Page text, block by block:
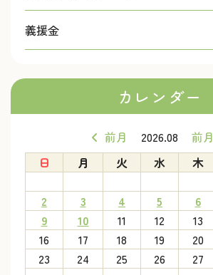
義援金
カレンダー
前月 2026.08
前月
日
月 火 水 木
2
3 4 5 6
9
10 11 12 13
16
17 18 19 20
23
24 25 26 27